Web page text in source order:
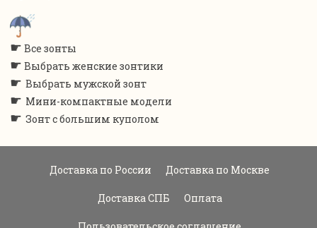
☛ Все зонты
☛ Выбрать женские зонтики
☛ Выбрать мужской зонт
☛ Мини-компактные модели
☛ Зонт с большим куполом
Доставка по России Доставка по Москве
Доставка СПБ Оплата